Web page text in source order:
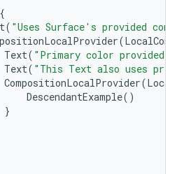
{
( "Uses Surface's provided
(
Text( "Primary color provided
Text( "This Text also uses
CompositionLocalProvider(
DescendantExample()
}